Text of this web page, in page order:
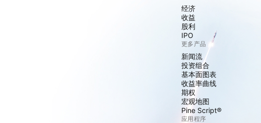
经济
收益
股利
IPO
更多产品
新闻流
投资组合
基本面图表
收益率曲线
期权
宏观地图
Pine Script®
应用程序